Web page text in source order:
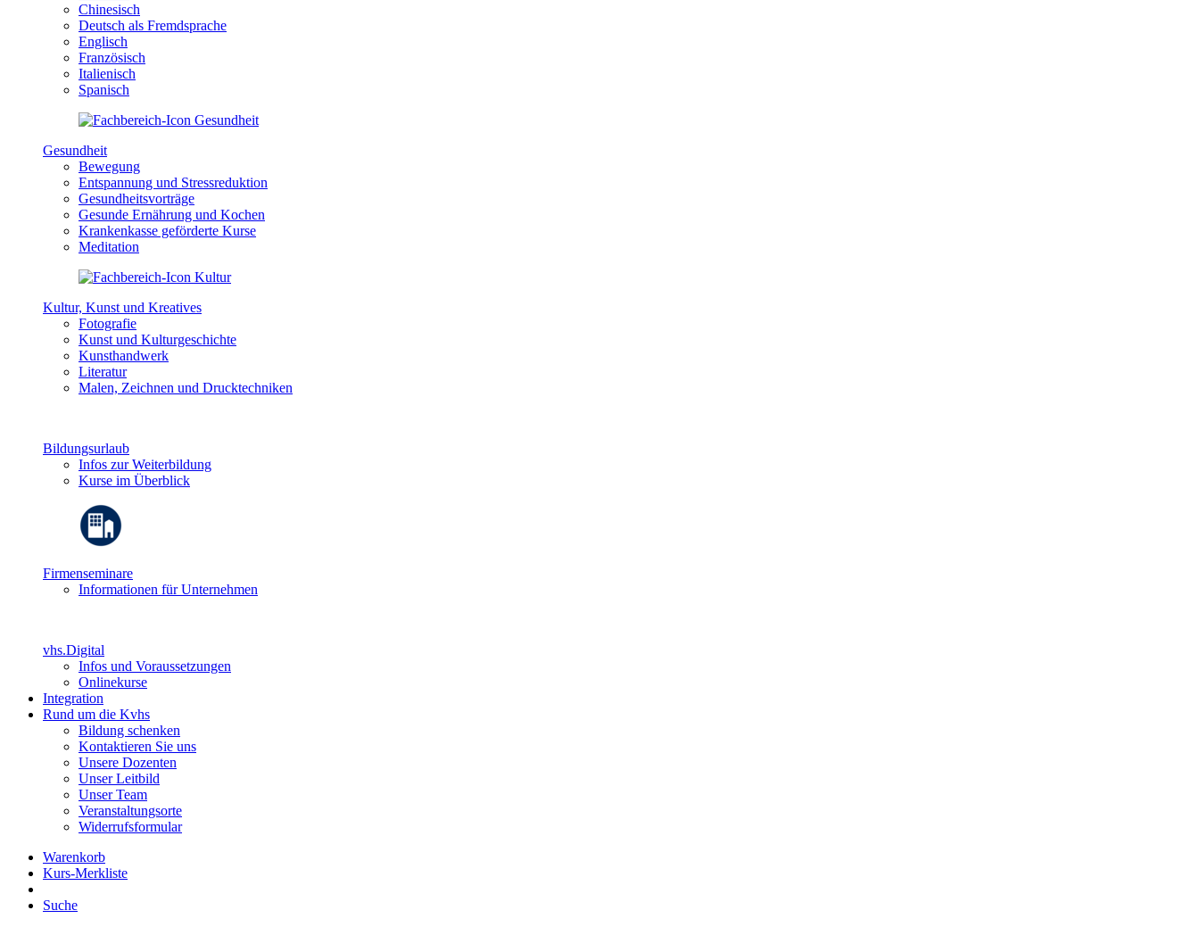
Chinesisch
Deutsch als Fremdsprache
Englisch
Französisch
Italienisch
Spanisch
Gesundheit
Bewegung
Entspannung und Stressreduktion
Gesundheitsvorträge
Gesunde Ernährung und Kochen
Krankenkasse geförderte Kurse
Meditation
Kultur, Kunst und Kreatives
Fotografie
Kunst und Kulturgeschichte
Kunsthandwerk
Literatur
Malen, Zeichnen und Drucktechniken
Bildungsurlaub
Infos zur Weiterbildung
Kurse im Überblick
Firmenseminare
Informationen für Unternehmen
vhs.Digital
Infos und Voraussetzungen
Onlinekurse
Integration
Rund um die Kvhs
Bildung schenken
Kontaktieren Sie uns
Unsere Dozenten
Unser Leitbild
Unser Team
Veranstaltungsorte
Widerrufsformular
Warenkorb
Kurs-Merkliste
Suche